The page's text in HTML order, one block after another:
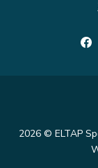
2026© ELTAP